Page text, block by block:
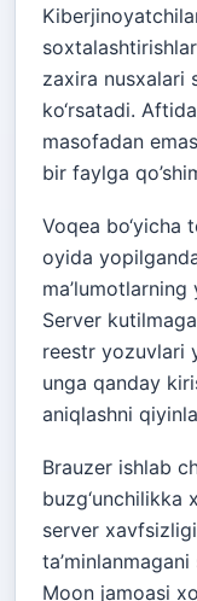
zaxira nusxalari
ko‘rsatadi.
masofadan
bir faylga
Voqea bo‘yicha
oyida
ma’lumotlarning
Server
reestr yozuvlari
unga qanday
aniqlashni
Brauzer ishlab
server
Moon jamoasi